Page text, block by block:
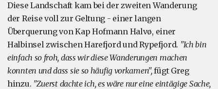
Diese Landschaft kam bei der zweiten Wanderung
der Reise voll zur Geltung - einer langen
Überquerung von Kap Hofmann Halvø, einer
Halbinsel zwischen Harefjord und Rypefjord. "Ich bin
einfach so froh, dass wir diese Wanderungen machen
konnten und dass sie so häufig vorkamen",fügt Greg
hinzu. "Zuerst dachte ich, es wäre nur eine eintägige Sache,